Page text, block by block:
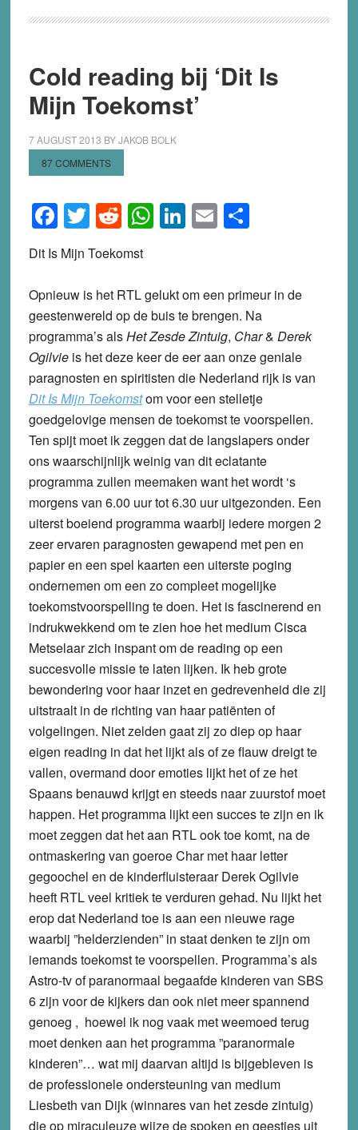
Cold reading bij ‘Dit Is
Mijn Toekomst’
7 AUGUST 2013 BYJAKOB BOLK
87 COMMENTS
Facebook
Twitter
Reddit
WhatsApp
LinkedIn
EmailShare
Dit Is Mijn Toekomst
Opnieuw is het RTL gelukt om een primeur in de
geestenwereld op de buis te brengen. Na
programma’s alsHet Zesde Zintuig, Char& Derek
Ogilvieis het deze keer de eer aan onze geniale
paragnosten en spiritisten die Nederland rijk is van
Dit Is Mijn Toekomstom voor een stelletje
goedgelovige mensen de toekomst te voorspellen.
Ten spijt moet ik zeggen dat de langslapers onder
ons waarschijnlijk weinig van dit eclatante
programma zullen meemaken want het wordt ‘s
morgens van 6.00 uur tot 6.30 uur uitgezonden. Een
uiterst boeiend programma waarbij iedere morgen 2
zeer ervaren paragnosten gewapend met pen en
papier en een spel kaarten een uiterste poging
ondernemen om een zo compleet mogelijke
toekomstvoorspelling te doen. Het is fascinerend en
indrukwekkend om te zien hoe het medium Cisca
Metselaar zich inspant om de reading op een
succesvolle missie te laten lijken. Ik heb grote
bewondering voor haar inzet en gedrevenheid die zij
uitstraalt in de richting van haar patiënten of
volgelingen. Niet zelden gaat zij zo diep op haar
eigen reading in dat het lijkt als of ze flauw dreigt te
vallen, overmand door emoties lijkt het of ze het
Spaans benauwd krijgt en steeds naar zuurstof moet
happen. Het programma lijkt een succes te zijn en ik
moet zeggen dat het aan RTL ook toe komt, na de
ontmaskering van goeroe Char met haar letter
gegoochel en de kinderfluisteraar Derek Ogilvie
heeft RTL veel kritiek te verduren gehad. Nu lijkt het
erop dat Nederland toe is aan een nieuwe rage
waarbij ”helderzienden” in staat denken te zijn om
iemands toekomst te voorspellen. Programma’s als
Astro-tv of paranormaal begaafde kinderen van SBS
6 zijn voor de kijkers dan ook niet meer spannend
genoeg , hoewel ik nog vaak met weemoed terug
moet denken aan het programma ”paranormale
kinderen”… wat mij daarvan altijd is bijgebleven is
de professionele ondersteuning van medium
Liesbeth van Dijk (winnares van het zesde zintuig)
die op miraculeuze wijze de spoken en geestjes uit